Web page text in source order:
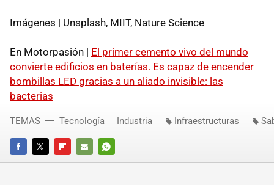
Imágenes | Unsplash, MIIT, Nature Science
En Motorpasión | El primer cemento vivo del mundo
convierte edificios en baterías. Es capaz de encender
bombillas LED gracias a un aliado invisible: las
bacterias
FACEBOOKTWITTERFLIPBOARD
E-
WHATSAPP
TEMAS Tecnología Industria Infraestructuras